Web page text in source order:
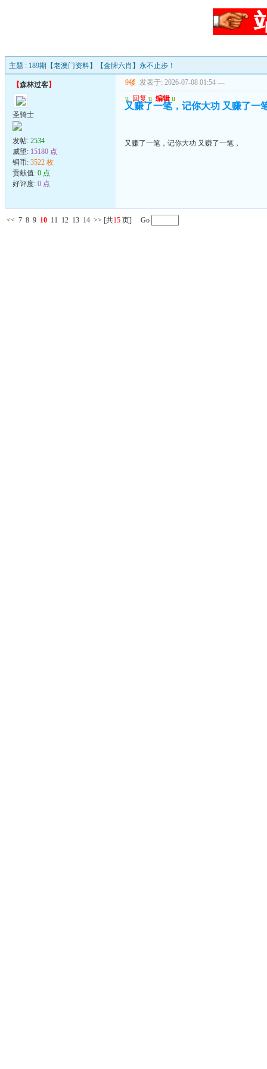
主题 : 189期【老澳门资料】【金牌六肖】永不止步！
【森林过客】
圣骑士
发帖: 2534
威望: 15180 点
铜币: 3522 枚
贡献值: 0 点
好评度: 0 点
9楼 发表于: 2026-07-08 01:54 ---
u 回复 u 编辑 u
又赚了一笔，记你大功 又赚了一
又赚了一笔，记你大功 又赚了一笔，
<< 7 8 9 10 11 12 13 14 >> [共15 页] Go